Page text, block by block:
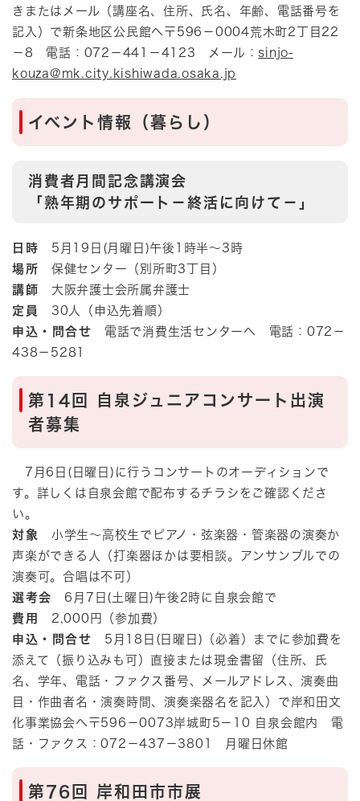
きまたはメール（講座名、住所、氏名、年齢、電話番号を
記入）で新条地区公民館へ〒596－0004荒木町2丁目22
－8 電話：072－441－4123 メール：sinjo-
kouza@mk.city.kishiwada.osaka.jp
イベント情報（暮らし）
消費者月間記念講演会
「熟年期のサポート－終活に向けて－」
日時 5月19日(月曜日)午後1時半～3時
場所 保健センター（別所町3丁目）
講師 大阪弁護士会所属弁護士
定員
30人（申込先着順）
申込・問合せ 電話で消費生活センターへ 電話：072－
438－5281
第14回 自泉ジュニアコンサート出演
者募集
7月6日(日曜日)に行うコンサートのオーディションで
す。詳しくは自泉会館で配布するチラシをご確認くださ
い。
対象
小学生～高校生でピアノ・弦楽器・管楽器の演奏か
声楽ができる人（打楽器ほかは要相談。アンサンブルでの
演奏可。合唱は不可）
選考会 6月7日(土曜日)午後2時に自泉会館で
費用
2,000円（参加費）
申込・問合せ 5月18日(日曜日)（必着）までに参加費を
添えて（振り込みも可）直接または現金書留（住所、氏
名、学年、電話・ファクス番号、メールアドレス、演奏曲
目・作曲者名・演奏時間、演奏楽器名を記入）で岸和田文
化事業協会へ〒596－0073岸城町5－10 自泉会館内 電
話・ファクス：072－437－3801 月曜日休館
第76回 岸和田市市展